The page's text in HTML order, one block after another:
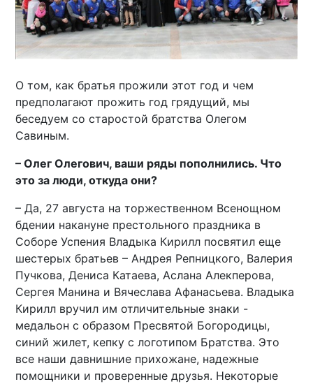
О том, как братья прожили этот год и чем
предполагают прожить год грядущий, мы
беседуем со старостой братства Олегом
Савиным.
– Олег Олегович, ваши ряды пополнились. Что
это за люди, откуда они?
– Да, 27 августа на торжественном Всенощном
бдении накануне престольного праздника в
Соборе Успения Владыка Кирилл посвятил еще
шестерых братьев – Андрея Репницкого, Валерия
Пучкова, Дениса Катаева, Аслана Алекперова,
Сергея Манина и Вячеслава Афанасьева. Владыка
Кирилл вручил им отличительные знаки -
медальон с образом Пресвятой Богородицы,
синий жилет, кепку с логотипом Братства. Это
все наши давнишние прихожане, надежные
помощники и проверенные друзья. Некоторые